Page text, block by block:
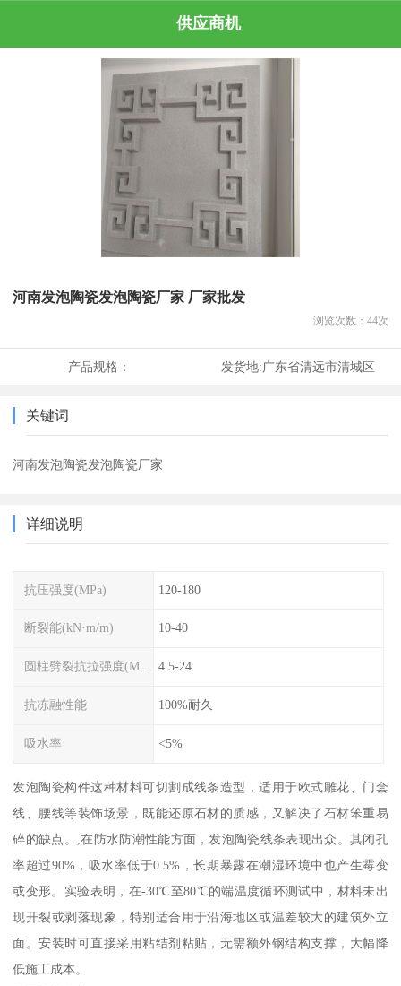
供应商机
河南发泡陶瓷发泡陶瓷厂家 厂家批发
浏览次数： 44次
产品规格： 发货地:广东省清远市清城区
关键词
河南发泡陶瓷发泡陶瓷厂家
详细说明
抗压强度(MPa) 120-180
断裂能(kN·m/m) 10-40
圆柱劈裂抗拉强度(MPa) 4.5-24
抗冻融性能 100%耐久
吸水率 <5%
发泡陶瓷构件这种材料可切割成线条造型，适用于欧式雕花、门套
线、腰线等装饰场景，既能还原石材的质感，又解决了石材笨重易
碎的缺点。,在防水防潮性能方面，发泡陶瓷线条表现出众。其闭孔
率超过90%，吸水率低于0.5%，长期暴露在潮湿环境中也产生霉变
或变形。实验表明，在-30℃至80℃的端温度循环测试中，材料未出
现开裂或剥落现象，特别适合用于沿海地区或温差较大的建筑外立
面。安装时可直接采用粘结剂粘贴，无需额外钢结构支撑，大幅降
低施工成本。